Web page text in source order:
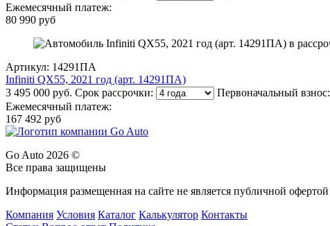
Ежемесячный платеж:
80 990 руб
Артикул: 14291ПА
Infiniti QX55, 2021 год (арт. 14291ПА)
3 495 000 руб. Срок рассрочки:
Первоначальный взнос:
Ежемесячный платеж:
167 492 руб
Go Auto 2026 ©
Все права защищены
Информация размещенная на сайте не является публичной офертой
Компания Условия Каталог Калькулятор Контакты